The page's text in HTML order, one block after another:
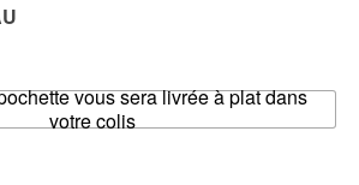
vous sera livrée à plat dans
votre colis